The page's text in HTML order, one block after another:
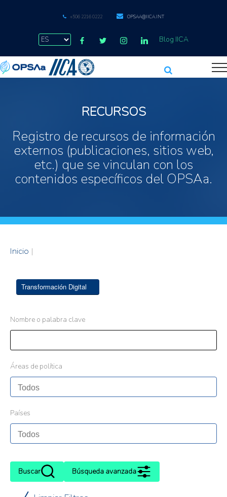
+506 2216 0222 OPSAA@IICA.INT
Blog IICA
RECURSOS
Registro de recursos de información
externos (publicaciones, sitios web,
etc.) que se vinculan con los
contenidos específicos del OPSAa.
Inicio |
Transformación Digital
Nombre o palabra clave
Áreas de política
Países
Buscar Búsqueda avanzada